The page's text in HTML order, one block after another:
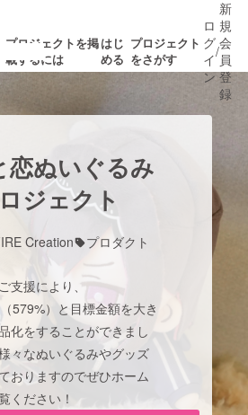
プロジェクトを掲
載するには
はじ
める
プロジェクト
をさがす
新着プロ
ト
募集終了が近いプ
ロジェクト
・ガジェット
業 チャレンジ
ロ
グ
イ
ン
/
新
規
会
員
登
録
恋ぬいぐるみ
ジェクト
Creation プロダクト
支援により、
579%）と目標金額を大き
化をすることができまし
々なぬいぐるみやグッズ
おりますのでぜひホーム
ください！